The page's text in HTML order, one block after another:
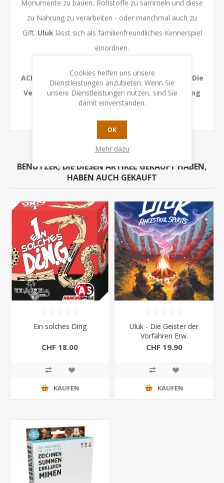
Monumente zu bauen, Rohstoffe zu sammeln und diese
zu Nahrung zu verarbeiten - oder manchmal auch zu
Gift. Uluklässt sich als familienfreundliches Kennerspiel
einordnen.
ACHTUNG: Das Spielmaterial ist sprachneutral. Die
Verpackung ist englisch. Die Deutsche Anleitung
ist enthalten.
BENUTZER, DIE DIESEN ARTIKEL GEKAUFT HABEN,
HABEN AUCH GEKAUFT
Ein solches Ding
CHF 18.00
KAUFEN
Uluk - Die Geister der
Vorfahren Erw.
CHF 19.90
KAUFEN
Cookies helfen uns unsere
Dienstleistungen anzubieten. Wenn Sie
unsere Dienstleistungen nutzen, sind Sie
damit einverstanden.
OK
Mehr dazu